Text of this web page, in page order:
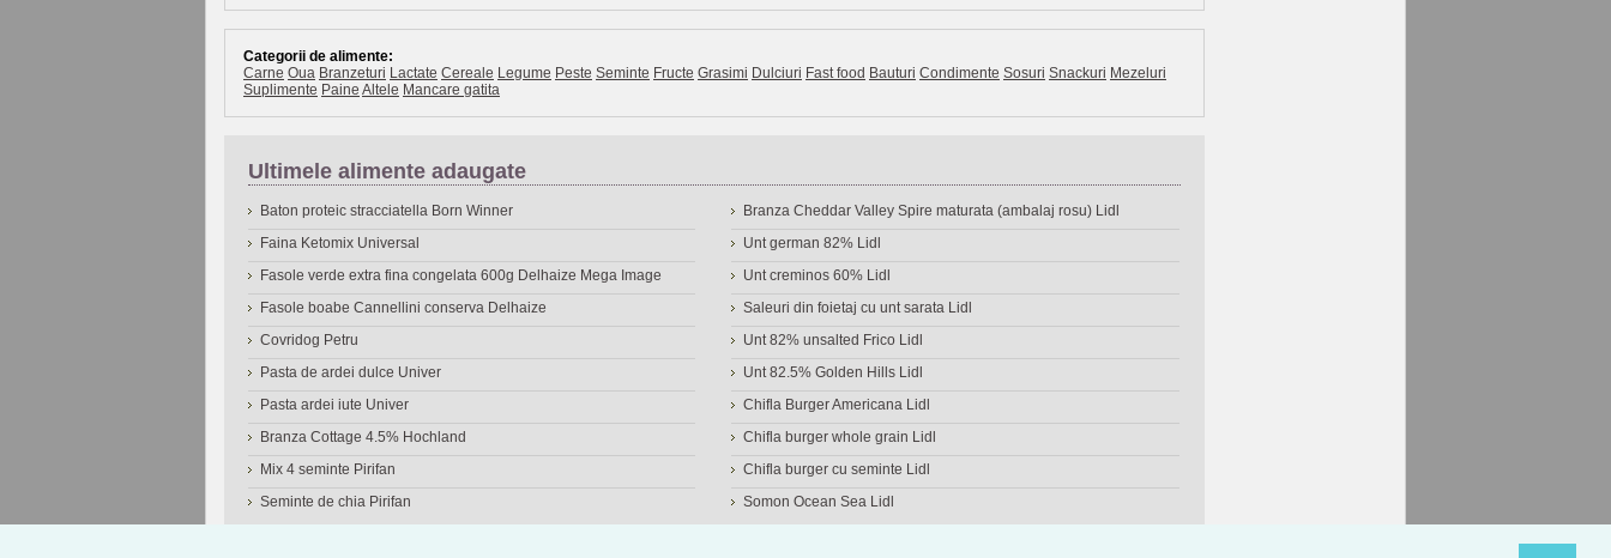
Categorii de alimente:
Carne Oua Branzeturi Lactate Cereale Legume Peste Seminte Fructe Grasimi Dulciuri Fast food Bauturi Condimente Sosuri Snackuri Mezeluri
Suplimente Paine Altele Mancare gatita
Ultimele alimente adaugate
Baton proteic stracciatella Born Winner
Faina Ketomix Universal
Fasole verde extra fina congelata 600g Delhaize Mega Image
Fasole boabe Cannellini conserva Delhaize
Covridog Petru
Pasta de ardei dulce Univer
Pasta ardei iute Univer
Branza Cottage 4.5% Hochland
Mix 4 seminte Pirifan
Seminte de chia Pirifan
Branza Cheddar Valley Spire maturata (ambalaj rosu) Lidl
Unt german 82% Lidl
Unt creminos 60% Lidl
Saleuri din foietaj cu unt sarata Lidl
Unt 82% unsalted Frico Lidl
Unt 82.5% Golden Hills Lidl
Chifla Burger Americana Lidl
Chifla burger whole grain Lidl
Chifla burger cu seminte Lidl
Somon Ocean Sea Lidl